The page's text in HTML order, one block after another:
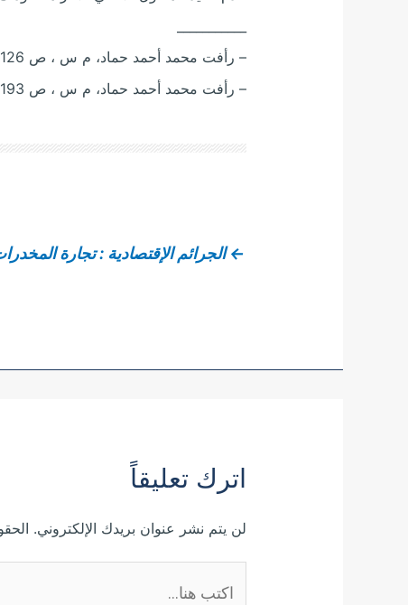
– رأفت محمد أحمد حماد، م س ، ص 126.
– رأفت محمد أحمد حماد، م س ، ص 193.
←الجرائم الإقتصادية : تجارة
اترك تعليقاً
لن يتم نشر عنوان بريدك الإلكتروني.
هنا...